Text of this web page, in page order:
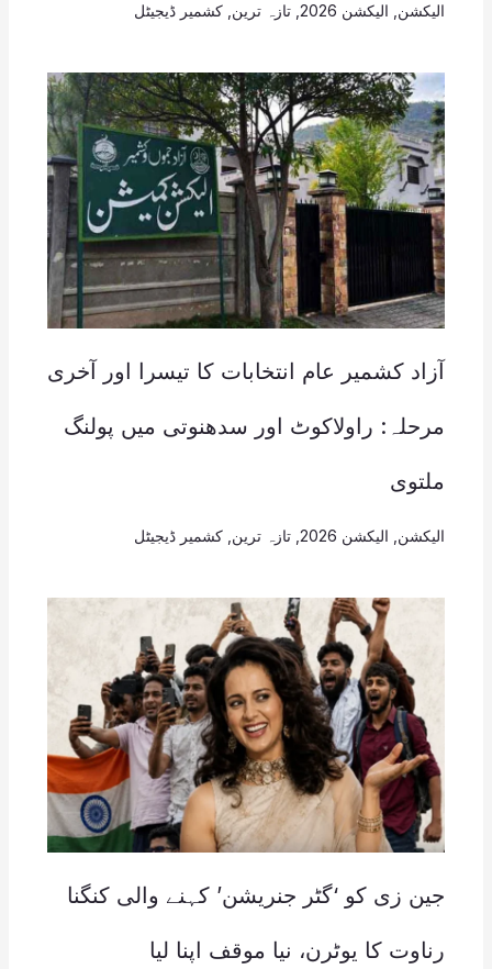
الیکشن الیکشن 2026 , تازہ ترین کشمیر ڈیجیٹل
آزاد کشمیر عام انتخابات کا تیسرا اور آخری
مرحلہ: راولاکوٹ اور سدھنوتی میں پولنگ
ملتوی
الیکشن الیکشن 2026 , تازہ ترین کشمیر ڈیجیٹل
جین زی کو ‘گٹر جنریشن’ کہنے والی کنگنا
رناوت کا یوٹرن، نیا موقف اپنا لیا